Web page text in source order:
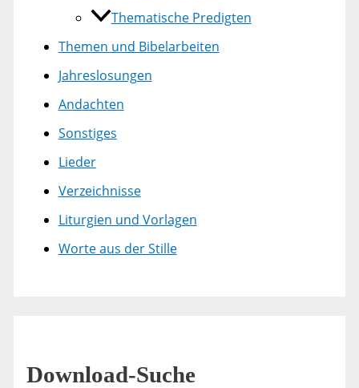
Thematische Predigten
Themen und Bibelarbeiten
Jahreslosungen
Andachten
Sonstiges
Lieder
Verzeichnisse
Liturgien und Vorlagen
Worte aus der Stille
Download-Suche